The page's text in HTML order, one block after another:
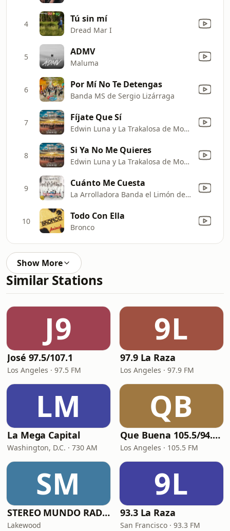
4 Tú sin mí
Dread Mar I
5 ADMV
Maluma
6 Por Mí No Te Detengas
Banda MS de Sergio Lizárraga
7 Fíjate Que Sí
Edwin Luna y La Trakalosa de Monterrey
8 Si Ya No Me Quieres
Edwin Luna y La Trakalosa de Monterrey
9 Cuánto Me Cuesta
La Arrolladora Banda el Limón de René Camacho
10 Todo Con Ella
Bronco
Show More
Similar Stations
J9
José 97.5/107.1
Los Angeles · 97.5 FM
9L
97.9 La Raza
Los Angeles · 97.9 FM
LM
La Mega Capital
Washington, D.C. · 730 AM
QB
Que Buena 105.5/94.3 FM
Los Angeles · 105.5 FM
SM
STEREO MUNDO RADIO
Lakewood
9L
93.3 La Raza
San Francisco · 93.3 FM